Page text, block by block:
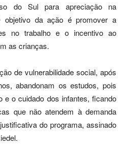
do Sul para apreciação na
objetivo da ação é promover a
no trabalho e o incentivo ao
as crianças.
de vulnerabilidade social, após
abandonam os estudos, pois
e o cuidado dos infantes, ficando
que não atendem à demanda
do programa, assinado